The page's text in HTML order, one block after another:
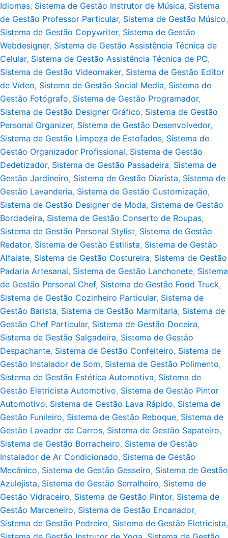
Idiomas, Sistema de Gestão Instrutor de Música, Sistema
de Gestão Professor Particular, Sistema de Gestão Músico,
Sistema de Gestão Copywriter, Sistema de Gestão
Webdesigner, Sistema de Gestão Assistência Técnica de
Celular, Sistema de Gestão Assistência Técnica de PC,
Sistema de Gestão Videomaker, Sistema de Gestão Editor
de Vídeo, Sistema de Gestão Social Media, Sistema de
Gestão Fotógrafo, Sistema de Gestão Programador,
Sistema de Gestão Designer Gráfico, Sistema de Gestão
Personal Organizer, Sistema de Gestão Desenvolvedor,
Sistema de Gestão Limpeza de Estofados, Sistema de
Gestão Organizador Profissional, Sistema de Gestão
Dedetizador, Sistema de Gestão Passadeira, Sistema de
Gestão Jardineiro, Sistema de Gestão Diarista, Sistema de
Gestão Lavanderia, Sistema de Gestão Customização,
Sistema de Gestão Designer de Moda, Sistema de Gestão
Bordadeira, Sistema de Gestão Conserto de Roupas,
Sistema de Gestão Personal Stylist, Sistema de Gestão
Redator, Sistema de Gestão Estilista, Sistema de Gestão
Alfaiate, Sistema de Gestão Costureira, Sistema de Gestão
Padaria Artesanal, Sistema de Gestão Lanchonete, Sistema
de Gestão Personal Chef, Sistema de Gestão Food Truck,
Sistema de Gestão Cozinheiro Particular, Sistema de
Gestão Barista, Sistema de Gestão Marmitaria, Sistema de
Gestão Chef Particular, Sistema de Gestão Doceira,
Sistema de Gestão Salgadeira, Sistema de Gestão
Despachante, Sistema de Gestão Confeiteiro, Sistema de
Gestão Instalador de Som, Sistema de Gestão Polimento,
Sistema de Gestão Estética Automotiva, Sistema de
Gestão Eletricista Automotivo, Sistema de Gestão Pintor
Automotivo, Sistema de Gestão Lava Rápido, Sistema de
Gestão Funileiro, Sistema de Gestão Reboque, Sistema de
Gestão Lavador de Carros, Sistema de Gestão Sapateiro,
Sistema de Gestão Borracheiro, Sistema de Gestão
Instalador de Ar Condicionado, Sistema de Gestão
Mecânico, Sistema de Gestão Gesseiro, Sistema de Gestão
Azulejista, Sistema de Gestão Serralheiro, Sistema de
Gestão Vidraceiro, Sistema de Gestão Pintor, Sistema de
Gestão Marceneiro, Sistema de Gestão Encanador,
Sistema de Gestão Pedreiro, Sistema de Gestão Eletricista,